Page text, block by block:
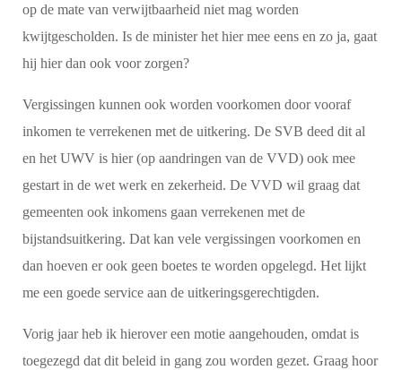
op de mate van verwijtbaarheid niet mag worden
kwijtgescholden. Is de minister het hier mee eens en zo ja, gaat
hij hier dan ook voor zorgen?
Vergissingen kunnen ook worden voorkomen door vooraf
inkomen te verrekenen met de uitkering. De SVB deed dit al
en het UWV is hier (op aandringen van de VVD) ook mee
gestart in de wet werk en zekerheid. De VVD wil graag dat
gemeenten ook inkomens gaan verrekenen met de
bijstandsuitkering. Dat kan vele vergissingen voorkomen en
dan hoeven er ook geen boetes te worden opgelegd. Het lijkt
me een goede service aan de uitkeringsgerechtigden.
Vorig jaar heb ik hierover een motie aangehouden, omdat is
toegezegd dat dit beleid in gang zou worden gezet. Graag hoor